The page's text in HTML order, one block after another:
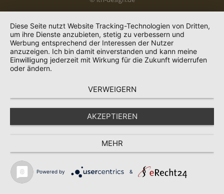
Diese Seite nutzt Website Tracking-Technologien von Dritten,
um ihre Dienste anzubieten, stetig zu verbessern und
Werbung entsprechend der Interessen der Nutzer
anzuzeigen. Ich bin damit einverstanden und kann meine
Einwilligung jederzeit mit Wirkung für die Zukunft widerrufen
oder ändern.
VERWEIGERN
AKZEPTIEREN
MEHR
Powered by &